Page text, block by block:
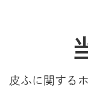
皮ふに関する